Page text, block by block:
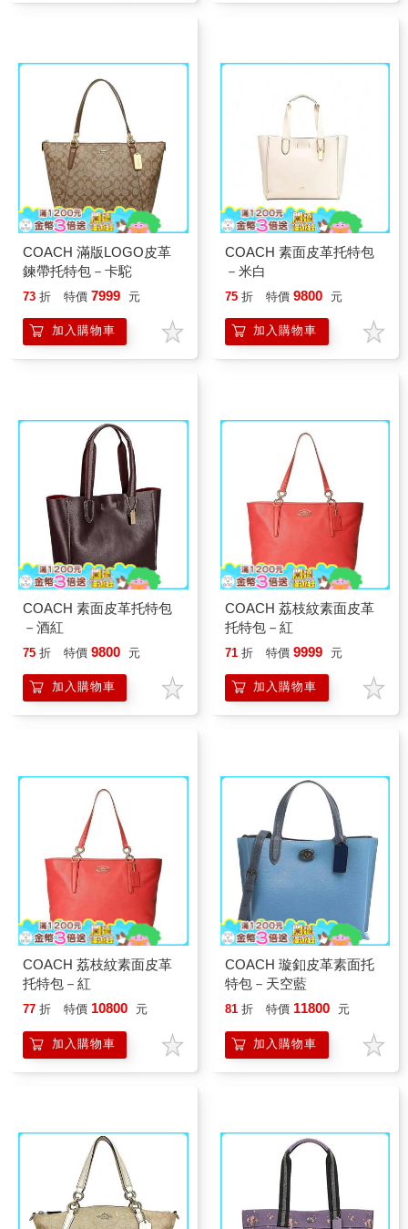
COACH 滿版LOGO皮革
鍊帶托特包－卡駝
73 折 特價 7999 元
加入購物車
COACH 素面皮革托特包
－米白
75 折 特價 9800 元
加入購物車
COACH 素面皮革托特包
－酒紅
75 折 特價 9800 元
加入購物車
COACH 荔枝紋素面皮革
托特包－紅
71 折 特價 9999 元
加入購物車
COACH 荔枝紋素面皮革
托特包－紅
77 折 特價 10800 元
加入購物車
COACH 璇釦皮革素面托
特包－天空藍
81 折 特價 11800 元
加入購物車